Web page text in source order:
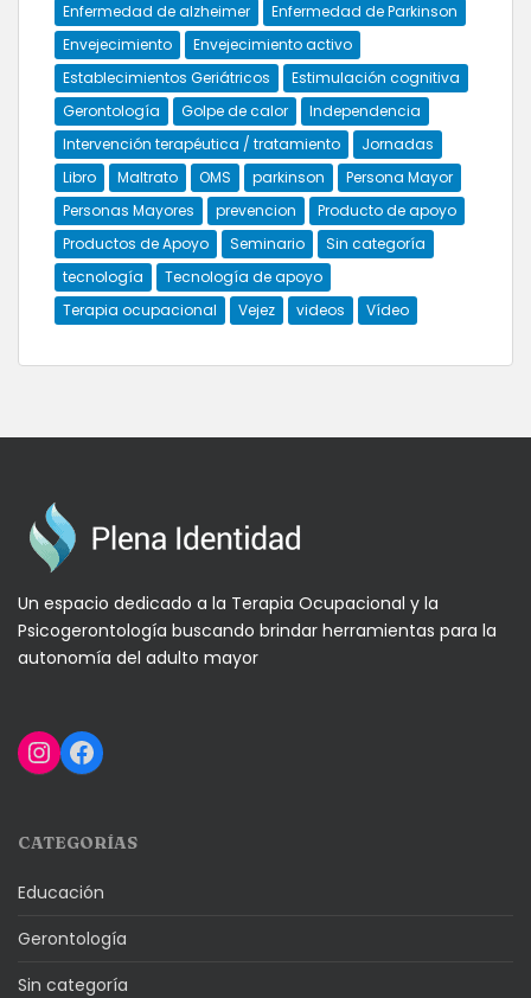
Enfermedad de alzheimer
Enfermedad de Parkinson
Envejecimiento
Envejecimiento activo
Establecimientos Geriátricos
Estimulación cognitiva
Gerontología
Golpe de calor
Independencia
Intervención terapéutica / tratamiento
Jornadas
Libro
Maltrato OMS parkinson
Persona Mayor
Personas Mayores
prevencion
Producto de apoyo
Productos de Apoyo
Seminario
Sin categoría
tecnología
Tecnología de apoyo
Terapia ocupacional
Vejez videos Vídeo
Un espacio dedicado a la Terapia Ocupacional y la
Psicogerontología buscando brindar herramientas para la
autonomía del adulto mayor
Instagram
Facebook
CATEGORÍAS
Educación
Gerontología
Sin categoría